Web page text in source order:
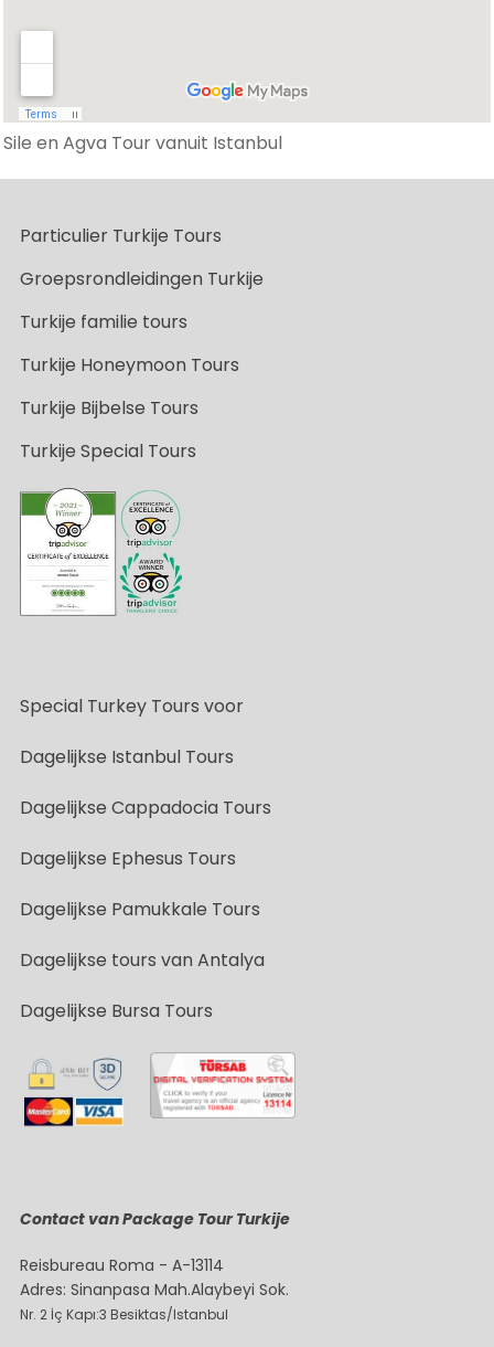
Sile en Agva Tour vanuit Istanbul
Particulier Turkije Tours
Groepsrondleidingen Turkije
Turkije familie tours
Turkije Honeymoon Tours
Turkije Bijbelse Tours
Turkije Special Tours
Special Turkey Tours voor
Dagelijkse Istanbul Tours
Dagelijkse Cappadocia Tours
Dagelijkse Ephesus Tours
Dagelijkse Pamukkale Tours
Dagelijkse tours van Antalya
Dagelijkse Bursa Tours
Contact van Package Tour Turkije
Reisbureau Roma - A-13114
Adres: Sinanpasa Mah.Alaybeyi Sok.
Nr. 2 İç Kapı:3 Besiktas/Istanbul